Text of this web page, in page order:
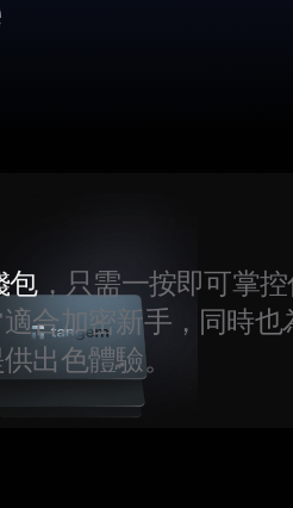
包，只需一按即可掌
合加密新手，同時也
出色體驗。